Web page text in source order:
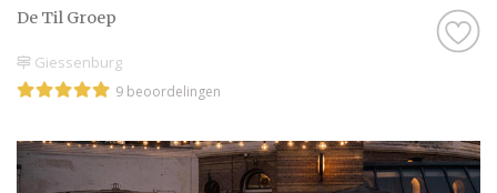
De Til Groep
Giessenburg
9 beoordelingen